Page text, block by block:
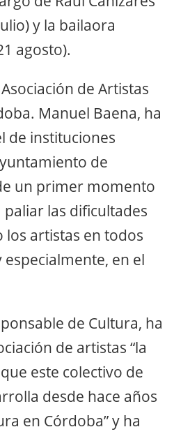
y la bailaora
agosto).
de Artistas
Manuel Baena, ha
de instituciones
de
un primer momento
las dificultades
los artistas en todos
en el
de Cultura, ha
de artistas “la
este colectivo de
desde hace años
en Córdoba” y ha